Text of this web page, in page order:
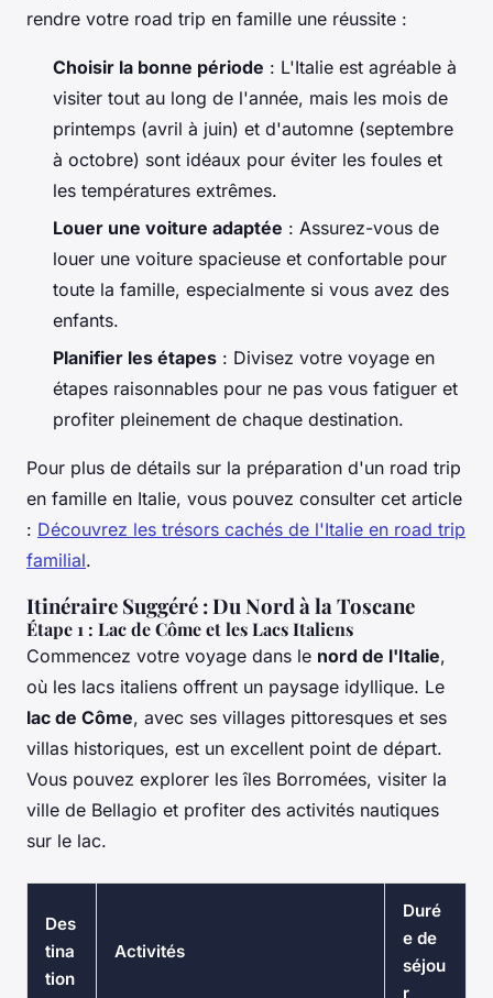
rendre votre road trip en famille une réussite :
Choisir la bonne période : L'Italie est agréable à
visiter tout au long de l'année, mais les mois de
printemps (avril à juin) et d'automne (septembre
à octobre) sont idéaux pour éviter les foules et
les températures extrêmes.
Louer une voiture adaptée : Assurez-vous de
louer une voiture spacieuse et confortable pour
toute la famille, especialmente si vous avez des
enfants.
Planifier les étapes : Divisez votre voyage en
étapes raisonnables pour ne pas vous fatiguer et
profiter pleinement de chaque destination.
Pour plus de détails sur la préparation d'un road trip
en famille en Italie, vous pouvez consulter cet article
: Découvrez les trésors cachés de l'Italie en road trip
familial.
Itinéraire Suggéré : Du Nord à la Toscane
Étape 1 : Lac de Côme et les Lacs Italiens
Commencez votre voyage dans le nord de l'Italie,
où les lacs italiens offrent un paysage idyllique. Le
lac de Côme, avec ses villages pittoresques et ses
villas historiques, est un excellent point de départ.
Vous pouvez explorer les îles Borromées, visiter la
ville de Bellagio et profiter des activités nautiques
sur le lac.
Des
tina
tion
Activités
Duré
e de
séjou
r